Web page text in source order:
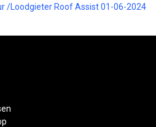
/Loodgieter Roof Assist 01-06-2024